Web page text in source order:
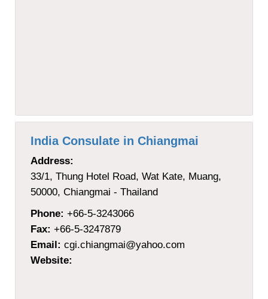
India Consulate in Chiangmai
Address:
33/1, Thung Hotel Road, Wat Kate, Muang,
50000, Chiangmai - Thailand
Phone: +66-5-3243066
Fax: +66-5-3247879
Email: cgi.chiangmai@yahoo.com
Website: